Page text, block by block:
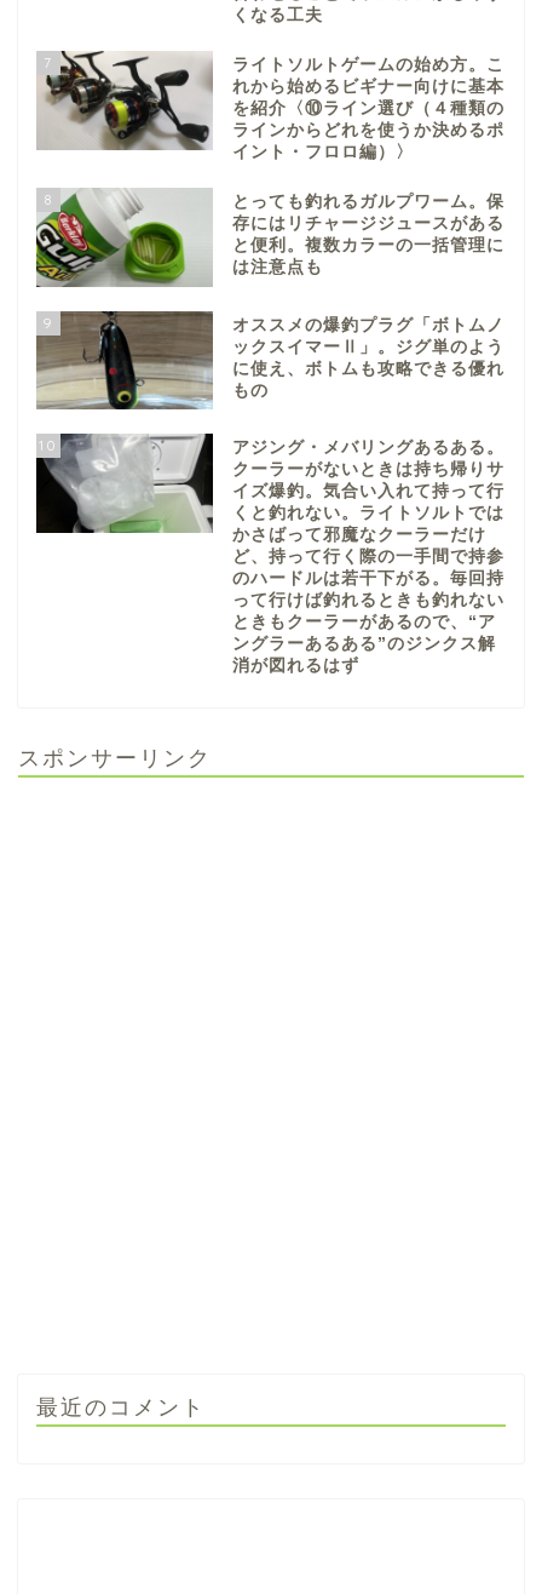
くなる工夫
7
ライトソルトゲームの始め方。こ
れから始めるビギナー向けに基本
を紹介〈⑩ライン選び（４種類の
ラインからどれを使うか決めるポ
イント・フロロ編）〉
8
とっても釣れるガルプワーム。保
存にはリチャージジュースがある
と便利。複数カラーの一括管理に
は注意点も
9
オススメの爆釣プラグ「ボトムノ
ックスイマーⅡ」。ジグ単のよう
に使え、ボトムも攻略できる優れ
もの
10
アジング・メバリングあるある。
クーラーがないときは持ち帰りサ
イズ爆釣。気合い入れて持って行
くと釣れない。ライトソルトでは
かさばって邪魔なクーラーだけ
ど、持って行く際の一手間で持参
のハードルは若干下がる。毎回持
って行けば釣れるときも釣れない
ときもクーラーがあるので、“ア
ングラーあるある”のジンクス解
消が図れるはず
スポンサーリンク
最近のコメント